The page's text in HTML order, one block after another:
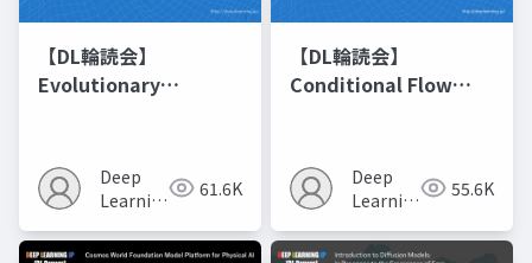
【DL輪読会】
Evolutionary
Recipes モデルマージ
の進化的最適化
Deep
Learning
61.6K
【DL輪読会】
Conditional Flow
Deep
Learning
55.6K